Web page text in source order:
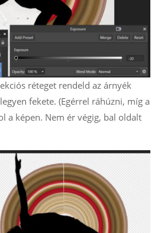
réteget rendeld az árnyék
fekete. (Egérrel ráhúzni, míg a
a képen. Nem ér végig, bal oldalt